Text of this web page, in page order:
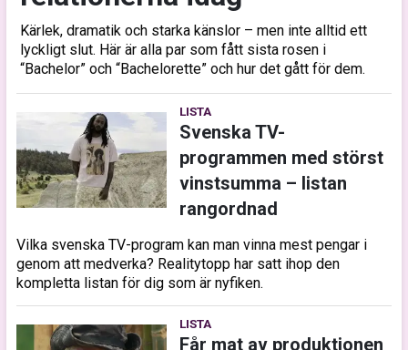
Kärlek, dramatik och starka känslor – men inte alltid ett
lyckligt slut. Här är alla par som fått sista rosen i
“Bachelor” och “Bachelorette” och hur det gått för dem.
LISTA
Svenska TV-
programmen med störst
vinstsumma – listan
rangordnad
Vilka svenska TV-program kan man vinna mest pengar i
genom att medverka? Realitytopp har satt ihop den
kompletta listan för dig som är nyfiken.
LISTA
Får mat av produktionen